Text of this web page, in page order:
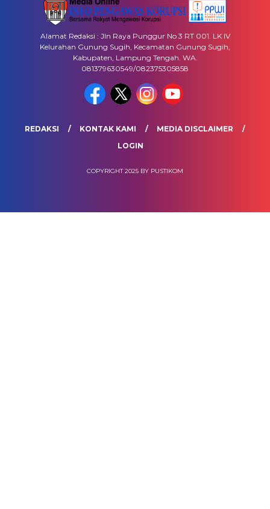
Alamat Redaksi : Jln Raya Punggur No 3 RT 001. LK IV
Kelurahan Gunung Sugih, Kecamatan Gunung Sugih,
Kabupaten, Lampung Tengah. WA.
081379630549/082375305858
REDAKSI KONTAK KAMI
MEDIA DISCLAIMER
LOGIN
COPYRIGHT 2025 BY PUSTIKOM